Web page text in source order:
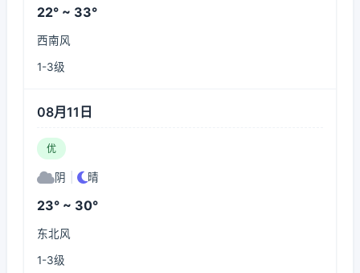
22° ~ 33°
西南风
1-3级
08月11日
优
阴 晴
23° ~ 30°
东北风
1-3级